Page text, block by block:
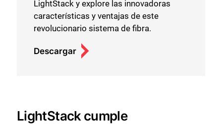
LightStack y explore las innovadoras
características y ventajas de este
revolucionario sistema de fibra.
Descargar
LightStack cumple